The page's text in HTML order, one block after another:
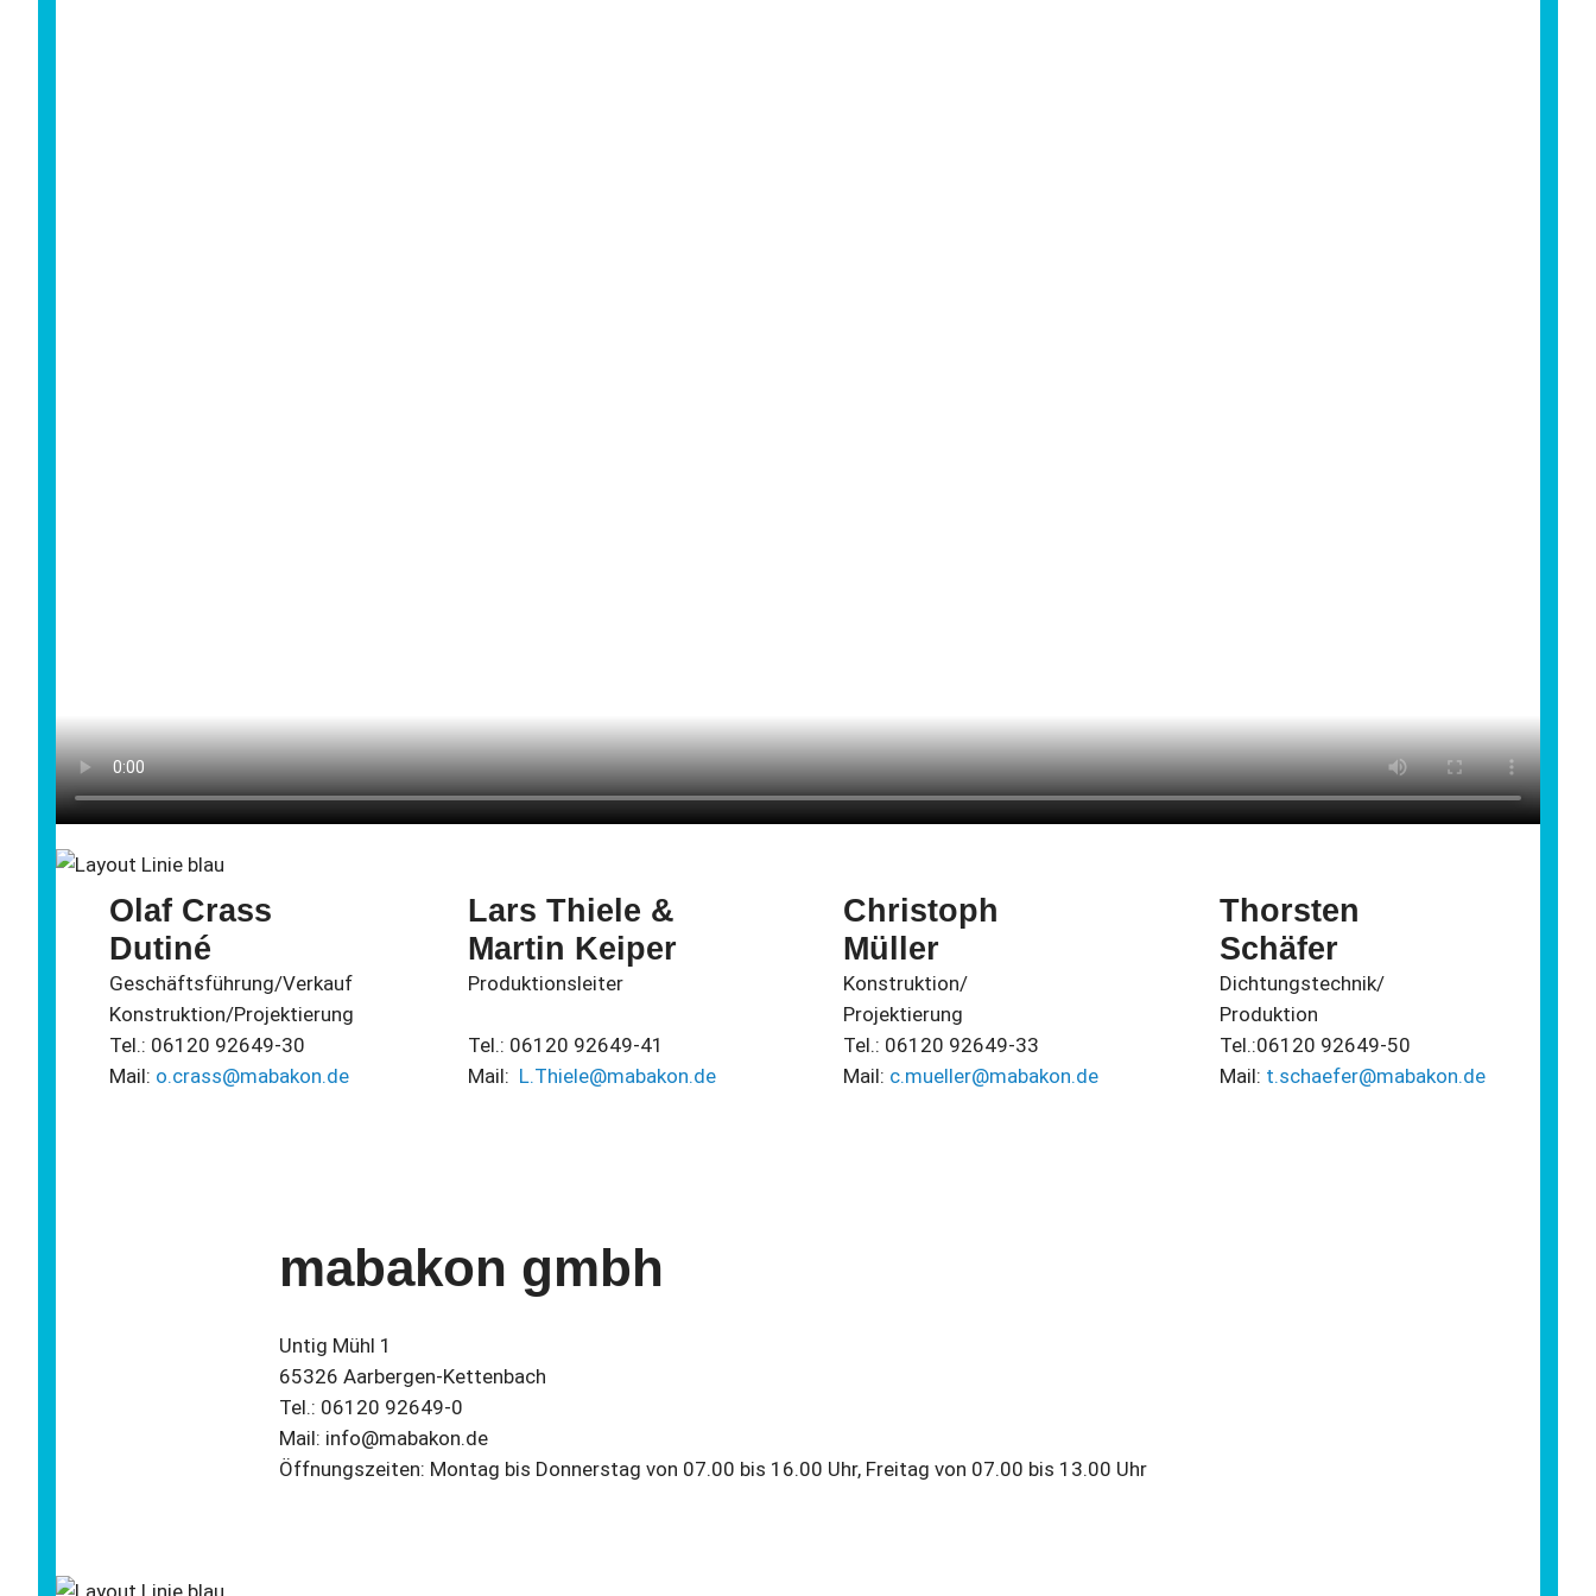
Olaf Crass
Dutiné
Geschäftsführung/Verkauf
Konstruktion/Projektierung
Tel.: 06120 92649-30
Mail: o.crass@mabakon.de
Lars Thiele &
Martin Keiper
Produktionsleiter
Tel.: 06120 92649-41
Mail: L.Thiele@mabakon.de
Christoph
Müller
Konstruktion/
Projektierung
Tel.: 06120 92649-33
Mail: c.mueller@mabakon.de
Thorsten
Schäfer
Dichtungstechnik/
Produktion
Tel.:06120 92649-50
Mail: t.schaefer@mabakon.de
mabakon gmbh
Untig Mühl 1
65326 Aarbergen-Kettenbach
Tel.: 06120 92649-0
Mail: info@mabakon.de
Öffnungszeiten: Montag bis Donnerstag von 07.00 bis 16.00 Uhr, Freitag von 07.00 bis 13.00 Uhr